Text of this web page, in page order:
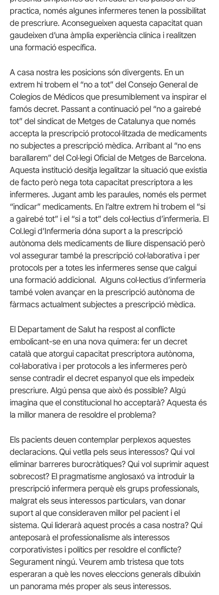
practica, només algunes infermeres tenen la possibilitat
de prescriure. Aconsegueixen aquesta capacitat quan
gaudeixen d’una àmplia experiència clínica i realitzen
una formació específica.
A casa nostra les posicions són divergents. En un
extrem hi trobem el “no a tot” del Consejo General de
Colegios de Médicos que presumiblement va inspirar el
famós decret. Passant a continuació pel “no a gairebé
tot” del sindicat de Metges de Catalunya que només
accepta la prescripció protocol·litzada de medicaments
no subjectes a prescripció mèdica. Arribant al “no ens
barallarem” del Col·legi Oficial de Metges de Barcelona.
Aquesta institució desitja legalitzar la situació que existia
de facto però nega tota capacitat prescriptora a les
infermeres. Jugant amb les paraules, només els permet
“indicar” medicaments. En l’altre extrem hi trobem el “si
a gairebé tot” i el “si a tot” dels col·lectius d’infermeria. El
Col.legi d’Infermeria dóna suport a la prescripció
autònoma dels medicaments de lliure dispensació però
vol assegurar també la prescripció col·laborativa i per
protocols per a totes les infermeres sense que calgui
una formació addicional. Alguns col·lectius d’infermeria
també volen avançar en la prescripció autònoma de
fàrmacs actualment subjectes a prescripció mèdica.
El Departament de Salut ha respost al conflicte
embolicant-se en una nova quimera: fer un decret
català que atorgui capacitat prescriptora autònoma,
col·laborativa i per protocols a les infermeres però
sense contradir el decret espanyol que els impedeix
prescriure. Algú pensa que això és possible? Algú
imagina que el constitucional ho acceptarà? Aquesta és
la millor manera de resoldre el problema?
Els pacients deuen contemplar perplexos aquestes
declaracions. Qui vetlla pels seus interessos? Qui vol
eliminar barreres burocràtiques? Qui vol suprimir aquest
sobrecost? El pragmatisme anglosaxó va introduir la
prescripció infermera perquè els grups professionals,
malgrat els seus interessos particulars, van donar
suport al que consideraven millor pel pacient i el
sistema. Qui liderarà aquest procés a casa nostra? Qui
anteposarà el professionalisme als interessos
corporativistes i polítics per resoldre el conflicte?
Segurament ningú. Veurem amb tristesa que tots
esperaran a què les noves eleccions generals dibuixin
un panorama més proper als seus interessos.